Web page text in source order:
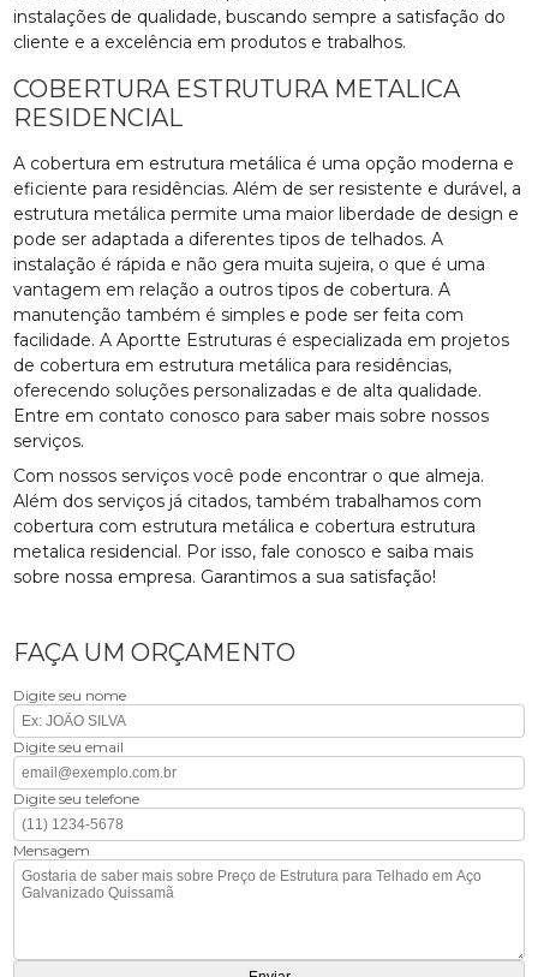
instalações de qualidade, buscando sempre a satisfação do
cliente e a excelência em produtos e trabalhos.
COBERTURA ESTRUTURA METALICA
RESIDENCIAL
A cobertura em estrutura metálica é uma opção moderna e
eficiente para residências. Além de ser resistente e durável, a
estrutura metálica permite uma maior liberdade de design e
pode ser adaptada a diferentes tipos de telhados. A
instalação é rápida e não gera muita sujeira, o que é uma
vantagem em relação a outros tipos de cobertura. A
manutenção também é simples e pode ser feita com
facilidade. A Aportte Estruturas é especializada em projetos
de cobertura em estrutura metálica para residências,
oferecendo soluções personalizadas e de alta qualidade.
Entre em contato conosco para saber mais sobre nossos
serviços.
Com nossos serviços você pode encontrar o que almeja.
Além dos serviços já citados, também trabalhamos com
cobertura com estrutura metálica e cobertura estrutura
metalica residencial. Por isso, fale conosco e saiba mais
sobre nossa empresa. Garantimos a sua satisfação!
FAÇA UM ORÇAMENTO
Digite seu nome
Digite seu email
Digite seu telefone
Mensagem